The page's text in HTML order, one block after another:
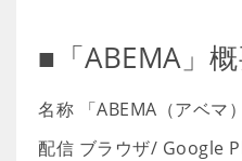
■「ABEMA」
名称 「ABEMA（アベマ）
配信 ブラウザ/ Google